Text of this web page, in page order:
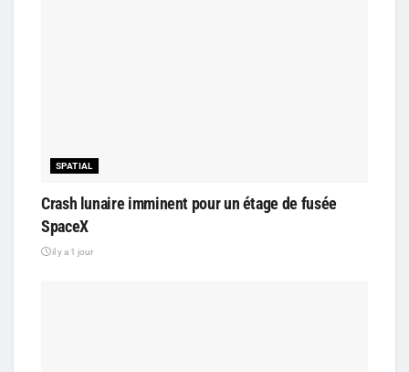
SPATIAL
Crash lunaire imminent pour un étage de fusée
SpaceX
il y a 1 jour